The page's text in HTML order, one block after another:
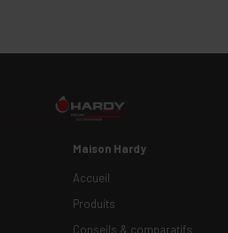
Maison Hardy
Accueil
Produits
Conseils & comparatifs